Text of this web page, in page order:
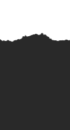
window
in new window